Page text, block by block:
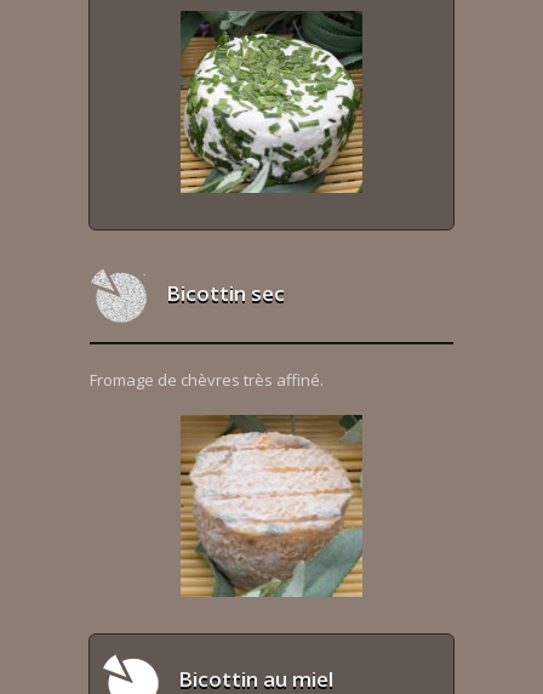
Bicottin sec
Fromage de chèvres très affiné.
Bicottin au miel